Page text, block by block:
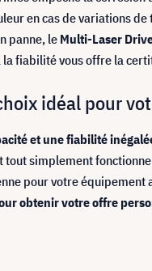
en cas de variations
panne, le Multi-Laser
fiabilité vous offre la
idéal pour
et une fiabilité
simplement
pour votre équipement
obtenir votre offre